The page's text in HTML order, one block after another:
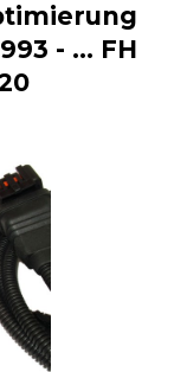
- ... FH